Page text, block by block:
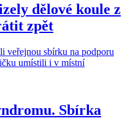
dělové koule z
zpět
Sbírka